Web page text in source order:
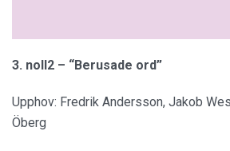
3. noll2 – “Berusade ord”
Upphov: Fredrik Andersson, Jakob
Öberg